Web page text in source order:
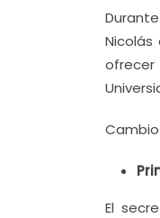
Nicolás
El